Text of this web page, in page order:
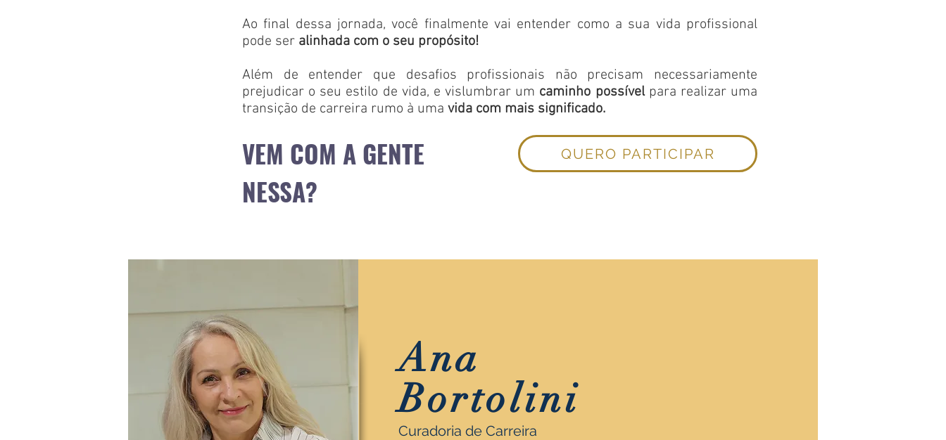
Ao final dessa jornada, você finalmente vai entender como a sua vida profissional
pode ser alinhada com o seu propósito!
Além de entender que desafios profissionais não precisam necessariamente
prejudicar o seu estilo de vida, e vislumbrar um caminho possívelpara realizar uma
transição de carreira rumo à uma vida com mais significado.
VEM COM A GENTE
NESSA?
QUERO PARTICIPAR
Ana
Bortolini
Curadoria de Carreira